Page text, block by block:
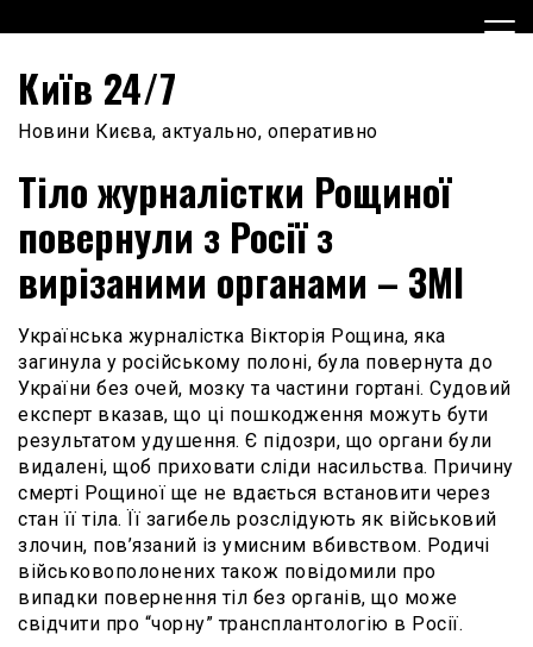
to
Київ 24/7
Новини Києва, актуально, оперативно
Тіло журналістки Рощиної
повернули з Росії з
вирізаними органами – ЗМІ
Українська журналістка Вікторія Рощина, яка
загинула у російському полоні, була повернута до
України без очей, мозку та частини гортані. Судовий
експерт вказав, що ці пошкодження можуть бути
результатом удушення. Є підозри, що органи були
видалені, щоб приховати сліди насильства. Причину
смерті Рощиної ще не вдається встановити через
стан її тіла. Її загибель розслідують як військовий
злочин, пов’язаний із умисним вбивством. Родичі
військовополонених також повідомили про
випадки повернення тіл без органів, що може
свідчити про “чорну” трансплантологію в Росії.